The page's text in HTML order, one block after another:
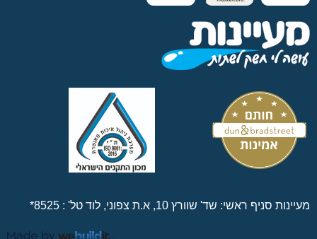
מעיינות סניף ראשי: שד' שוורץ 10, א.ת צפוני, לוד טל' : 8525*